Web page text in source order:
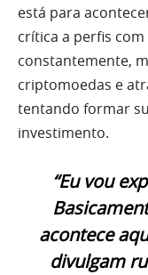
está para
crítica a perfis
constantemente,
criptomoedas e
tentando formar
investimento.
“Eu vou
acontece
divulgam